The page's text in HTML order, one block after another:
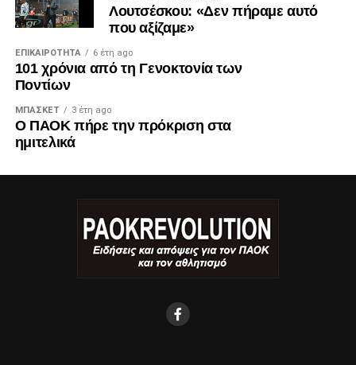
Λουτσέσκου: «Δεν πήραμε αυτό
που αξίζαμε»
ΕΠΙΚΑΙΡΌΤΗΤΑ 6 έτη ago
101 χρόνια από τη Γενοκτονία των
Ποντίων
ΜΠΆΣΚΕΤ 3 έτη ago
Ο ΠΑΟΚ πήρε την πρόκριση στα
ημιτελικά